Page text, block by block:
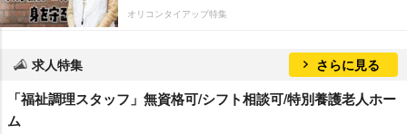
オリコンタイアップ特集
求人特集 さらに見る
「福祉調理スタッフ」無資格可/シフト相談可/特別養護老人ホー
ム